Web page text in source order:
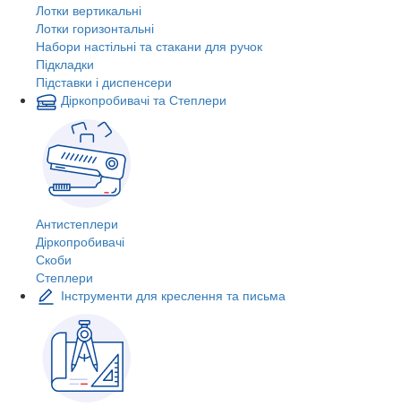
Лотки вертикальні
Лотки горизонтальні
Набори настільні та стакани для ручок
Підкладки
Підставки і диспенсери
Діркопробивачі та Степлери
Антистеплери
Діркопробивачі
Скоби
Степлери
Інструменти для креслення та письма